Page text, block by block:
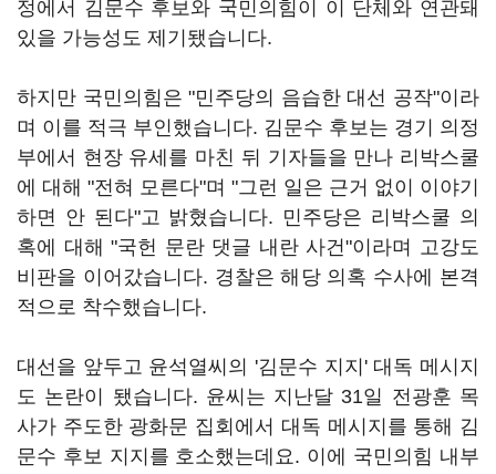
정에서 김문수 후보와 국민의힘이 이 단체와 연관돼
있을 가능성도 제기됐습니다.
하지만 국민의힘은 "민주당의 음습한 대선 공작"이라
며 이를 적극 부인했습니다. 김문수 후보는 경기 의정
부에서 현장 유세를 마친 뒤 기자들을 만나 리박스쿨
에 대해 "전혀 모른다"며 "그런 일은 근거 없이 이야기
하면 안 된다"고 밝혔습니다. 민주당은 리박스쿨 의
혹에 대해 "국헌 문란 댓글 내란 사건"이라며 고강도
비판을 이어갔습니다. 경찰은 해당 의혹 수사에 본격
적으로 착수했습니다.
대선을 앞두고 윤석열씨의 '김문수 지지' 대독 메시지
도 논란이 됐습니다. 윤씨는 지난달 31일 전광훈 목
사가 주도한 광화문 집회에서 대독 메시지를 통해 김
문수 후보 지지를 호소했는데요. 이에 국민의힘 내부